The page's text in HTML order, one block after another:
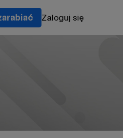
Zaloguj się